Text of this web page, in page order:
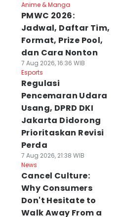
Anime & Manga
PMWC 2026:
Jadwal, Daftar Tim,
Format, Prize Pool,
dan Cara Nonton
7 Aug 2026, 16:36 WIB
Esports
Regulasi
Pencemaran Udara
Usang, DPRD DKI
Jakarta Didorong
Prioritaskan Revisi
Perda
7 Aug 2026, 21:38 WIB
News
Cancel Culture:
Why Consumers
Don't Hesitate to
Walk Away From a